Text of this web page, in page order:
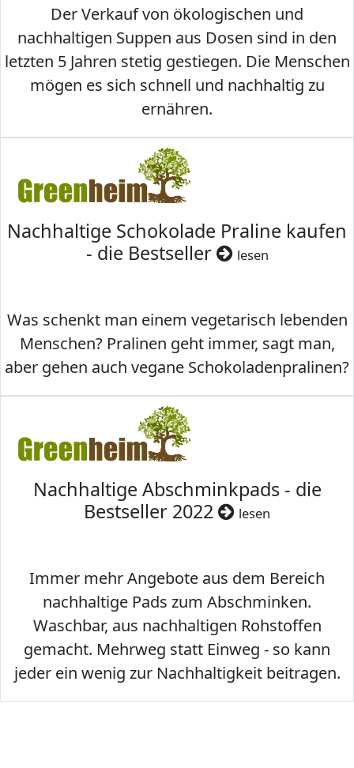
Der Verkauf von ökologischen und
nachhaltigen Suppen aus Dosen sind in den
letzten 5 Jahren stetig gestiegen. Die Menschen
mögen es sich schnell und nachhaltig zu
ernähren.
Nachhaltige Schokolade Praline kaufen
- die Bestseller
lesen
Was schenkt man einem vegetarisch lebenden
Menschen? Pralinen geht immer, sagt man,
aber gehen auch vegane Schokoladenpralinen?
Nachhaltige Abschminkpads - die
Bestseller 2022
lesen
Immer mehr Angebote aus dem Bereich
nachhaltige Pads zum Abschminken.
Waschbar, aus nachhaltigen Rohstoffen
gemacht. Mehrweg statt Einweg - so kann
jeder ein wenig zur Nachhaltigkeit beitragen.